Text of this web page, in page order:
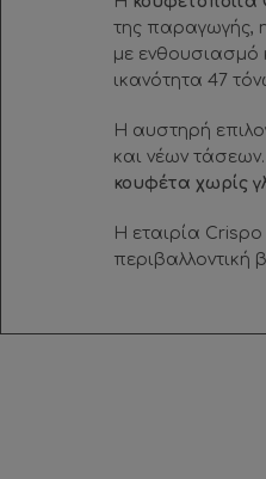
της παραγωγής,
με ενθουσιασμό
ικανότητα 47
Η αυστηρή
και νέων τάσεων.
κουφέτα χωρίς
Η εταιρία Crispo
περιβαλλοντική